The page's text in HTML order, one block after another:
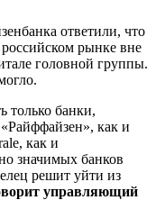
ответили, что
рынке вне
головной группы.
только банки,
как и
как и
значимых банков
решит уйти из
управляющий